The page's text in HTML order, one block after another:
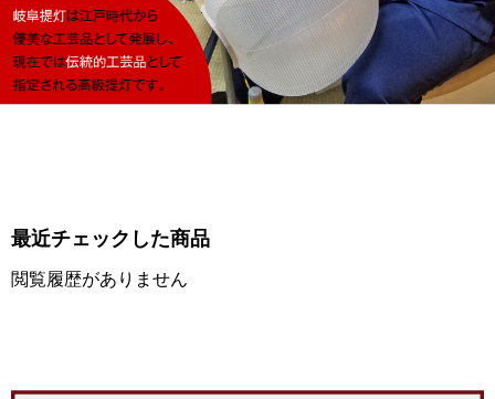
最近チェックした商品
閲覧履歴がありません